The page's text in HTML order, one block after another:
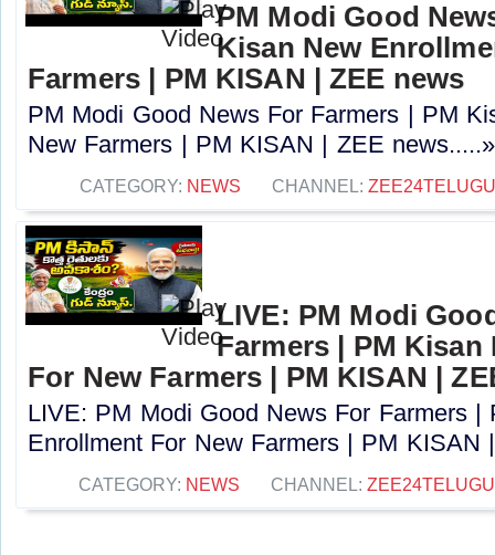
PM Modi Good
Kisan New
Farmers | PM KISAN | ZEE news
PM Modi Good News For Farmers | PM
New Farmers | PM KISAN | ZEE
CATEGORY: NEWS CHANNEL:
LIVE: PM Modi
Farmers | PM
For New Farmers | PM KISAN |
LIVE: PM Modi Good News For Farmers |
Enrollment For New Farmers | PM KISAN
CATEGORY: NEWS CHANNEL: